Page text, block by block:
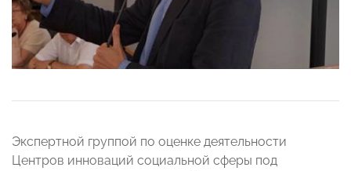
Экспертной группой по оценке деятельности
Центров инноваций социальной сферы под